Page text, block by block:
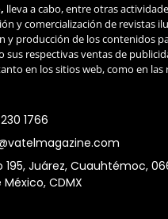
lleva a cabo, entre otras
y comercialización de revistas
y producción de los contenidos
sus respectivas ventas de
en los sitios web, como en las
1766
195, Juárez, Cuauhtémoc,
CDMX